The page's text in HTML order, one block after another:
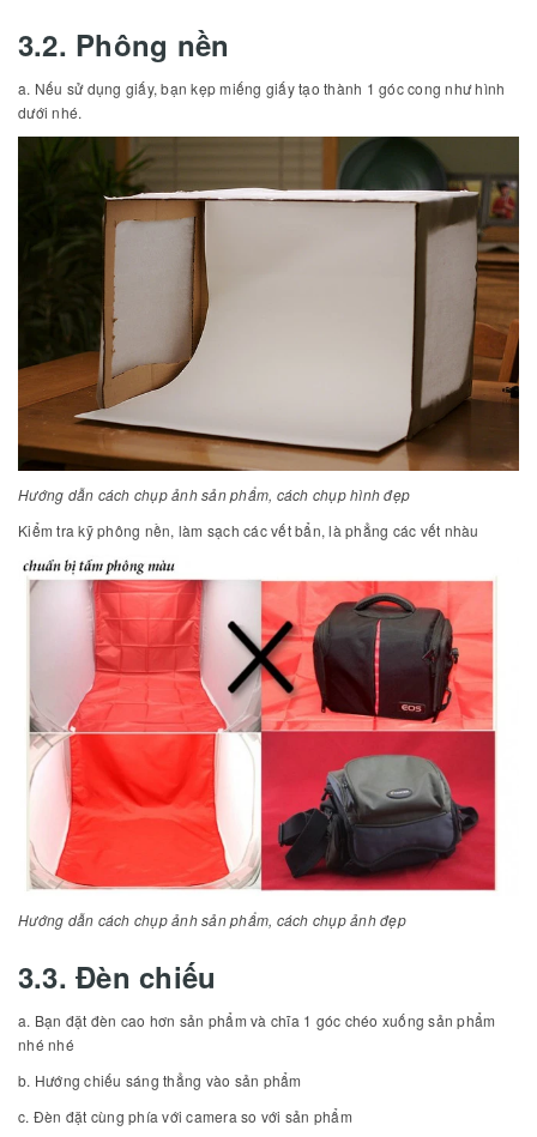
3.2. Phông nền
a. Nếu sử dụng giấy, bạn kẹp miếng giấy tạo thành 1 góc cong như hình
dưới nhé.
Hướng dẫn cách chụp ảnh sản phẩm, cách chụp hình đẹp
Kiểm tra kỹ phông nền, làm sạch các vết bẩn, là phẳng các vết nhàu
Hướng dẫn cách chụp ảnh sản phẩm, cách chụp ảnh đẹp
3.3. Đèn chiếu
a. Bạn đặt đèn cao hơn sản phẩm và chĩa 1 góc chéo xuống sản phẩm
nhé nhé
b. Hướng chiếu sáng thẳng vào sản phẩm
c. Đèn đặt cùng phía với camera so với sản phẩm